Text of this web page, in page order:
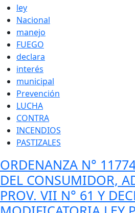
ley
Nacional
manejo
FUEGO
declara
interés
municipal
Prevención
LUCHA
CONTRA
INCENDIOS
PASTIZALES
ORDENANZA N°
DEL CONSUMIDOR,
PROV. VII N° 61 Y